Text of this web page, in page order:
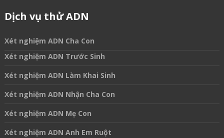
Dịch vụ thử ADN
Xét nghiệm ADN Cha Con
Xét nghiệm ADN Trước Sinh
Xét nghiệm ADN Làm Khai Sinh
Xét nghiệm ADN Nhận Cha Con
Xét nghiệm ADN Mẹ Con
Xét nghiệm ADN Anh Em Ruột